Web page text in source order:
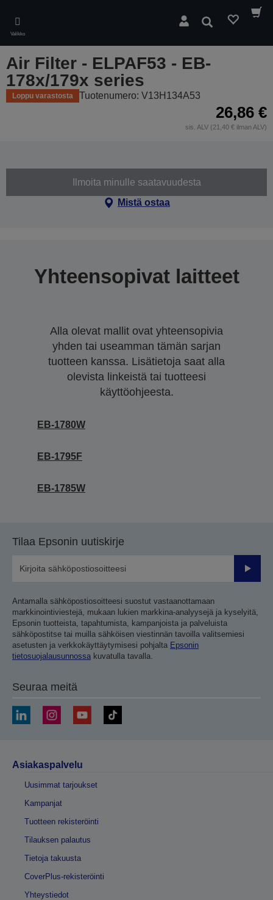
main
content
Valikko
Hae
Air Filter - ELPAF53 - EB-
178x/179x series
Loppu varastosta Tuotenumero: V13H134A53
26,86 €
sis. ALV (21,40 € ilman ALV)
Ilmoita minulle saatavuudesta
Mistä ostaa
Yhteensopivat laitteet
Alla olevat mallit ovat yhteensopivia
yhden tai useamman tämän sarjan
tuotteen kanssa. Lisätietoja saat alla
olevista linkeistä tai tuotteesi
käyttöohjeesta.
EB-1780W
EB-1795F
EB-1785W
Tilaa Epsonin uutiskirje
Lähetä
Antamalla sähköpostiosoitteesi suostut vastaanottamaan
markkinointiviestejä, mukaan lukien markkina-analyysejä ja kyselyitä,
Epsonin tuotteista, tapahtumista, kampanjoista ja palveluista
sähköpostitse tai muilla sähköisen viestinnän tavoilla valitsemiesi
asetusten ja verkkokäyttäytymisesi pohjalta Epsonin
tietosuojalausunnossa kuvatulla tavalla.
Seuraa meitä
Asiakaspalvelu
Uusimmat tarjoukset
Kampanjat
Tuotteen rekisteröinti
Tilauksen palautus
Tietoja takuusta
CoverPlus-rekisteröinti
Yhteystiedot